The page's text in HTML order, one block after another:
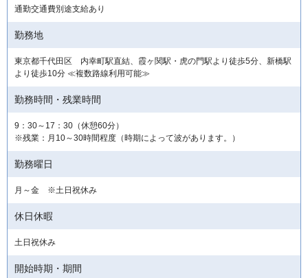
通勤交通費別途支給あり
勤務地
東京都千代田区 内幸町駅直結、霞ヶ関駅・虎の門駅より徒歩5分、新橋駅
より徒歩10分 ≪複数路線利用可能≫
勤務時間・残業時間
9：30～17：30（休憩60分）
※残業：月10～30時間程度（時期によって波があります。）
勤務曜日
月～金 ※土日祝休み
休日休暇
土日祝休み
開始時期・期間